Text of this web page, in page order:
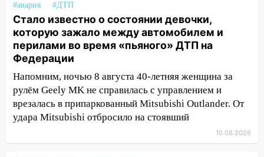
11:12
В Ульяновской области в огне
погиб один человек
11:05 12 человек погибли и 39 получили
ранения после атаки беспилотников на
Нижнекамск
10:51 В Ульяновской области
перехвачены четыре беспилотника
Соцсети: мотоциклист врезался в
#авария
#ДТП
Стало известно о состоянии девочки,
которую зажало между автомобилем и
перилами во время «пьяного» ДТП на
Федерации
Напомним, ночью 8 августа 40-летняя женщина за
рулём Geely MK не справилась с управлением и
врезалась в припаркованный Mitsubishi Outlander. От
удара Mitsubishi отбросило на стоявший
10.08.2026